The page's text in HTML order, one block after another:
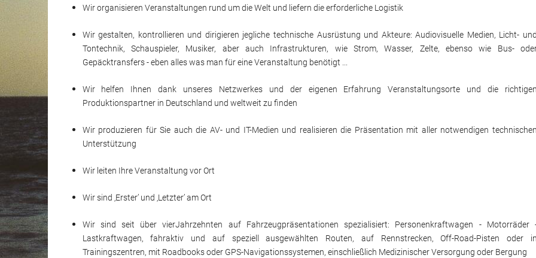
Wir organisieren Veranstaltungen rund um die Welt und liefern die erforderliche Logistik
Wir gestalten, kontrollieren und dirigieren jegliche technische Ausrüstung und Akteure: Audiovisuelle Medien, Licht-
Tontechnik, Schauspieler, Musiker, aber auch Infrastrukturen, wie Strom, Wasser, Zelte, ebenso wie Bus-
Gepäcktransfers - eben alles was man für eine Veranstaltung benötigt ...
Wir helfen Ihnen dank unseres Netzwerkes und der eigenen Erfahrung Veranstaltungsorte und die
Produktionspartner in Deutschland und weltweit zu finden
Wir produzieren für Sie auch die AV- und IT-Medien und realisieren die Präsentation mit aller notwendigen
Unterstützung
Wir leiten Ihre Veranstaltung vor Ort
Wir sind ‚Erster’ und ‚Letzter’ am Ort
Wir sind seit über vierJahrzehnten auf Fahrzeugpräsentationen spezialisiert: Personenkraftwagen - Motorräder
Lastkraftwagen, fahraktiv und auf speziell ausgewählten Routen, auf Rennstrecken, Off-Road-Pisten oder
Trainingszentren, mit Roadbooks oder GPS-Navigationssystemen, einschließlich Medizinischer Versorgung oder Bergung